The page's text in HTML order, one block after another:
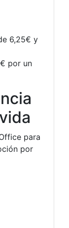
6,25€ y
por un
para
por